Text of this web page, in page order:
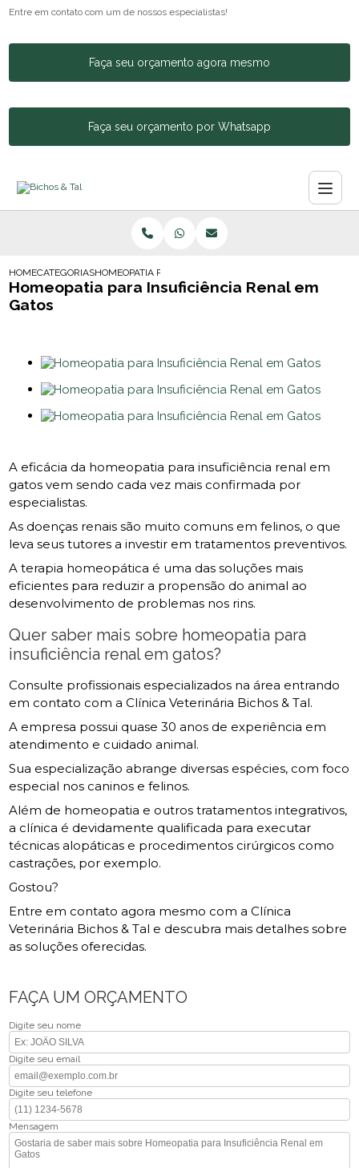
Entre em contato com um de nossos especialistas!
Faça seu orçamento agora mesmo
Faça seu orçamento por Whatsapp
HOMECATEGORIASHOMEOPATIA PARA INSUFICIENCIA RENAL EM GATOS
Homeopatia para Insuficiência Renal em
Gatos
A eficácia da homeopatia para insuficiência renal em
gatos vem sendo cada vez mais confirmada por
especialistas.
As doenças renais são muito comuns em felinos, o que
leva seus tutores a investir em tratamentos preventivos.
A terapia homeopática é uma das soluções mais
eficientes para reduzir a propensão do animal ao
desenvolvimento de problemas nos rins.
Quer saber mais sobre homeopatia para
insuficiência renal em gatos?
Consulte profissionais especializados na área entrando
em contato com a Clínica Veterinária Bichos & Tal.
A empresa possui quase 30 anos de experiência em
atendimento e cuidado animal.
Sua especialização abrange diversas espécies, com foco
especial nos caninos e felinos.
Além de homeopatia e outros tratamentos integrativos,
a clínica é devidamente qualificada para executar
técnicas alopáticas e procedimentos cirúrgicos como
castrações, por exemplo.
Gostou?
Entre em contato agora mesmo com a Clínica
Veterinária Bichos & Tal e descubra mais detalhes sobre
as soluções oferecidas.
FAÇA UM ORÇAMENTO
Digite seu nome
Digite seu email
Digite seu telefone
Mensagem